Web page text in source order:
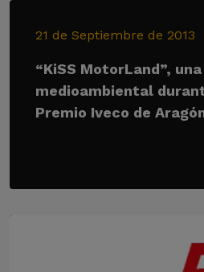
21 de Septiembre de 2013
“KiSS MotorLand”,
medioambiental
Premio Iveco de